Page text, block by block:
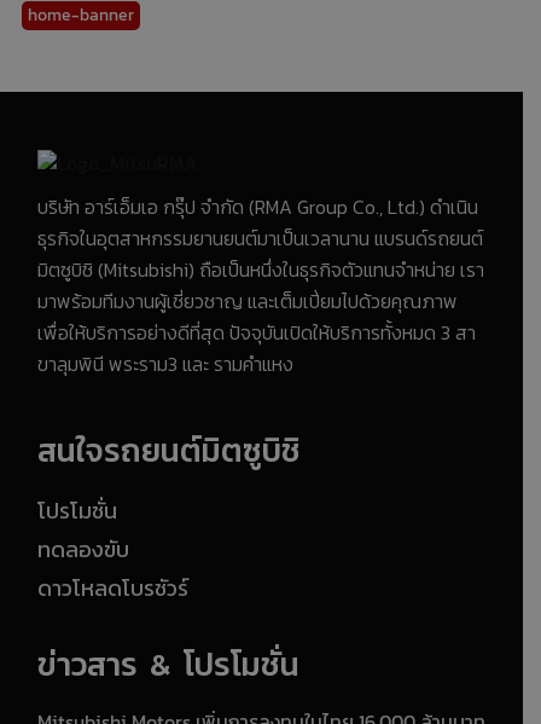
home-banner
บริษัท อาร์เอ็มเอ กรุ๊ป จำกัด (RMA Group Co., Ltd.) ดำเนิน
ธุรกิจในอุตสาหกรรมยานยนต์มาเป็นเวลานาน แบรนด์รถยนต์
มิตซูบิชิ (Mitsubishi) ถือเป็นหนึ่งในธุรกิจตัวแทนจำหน่าย เรา
มาพร้อมทีมงานผู้เชี่ยวชาญ และเต็มเปี่ยมไปด้วยคุณภาพ
เพื่อให้บริการอย่างดีที่สุด ปัจจุบันเปิดให้บริการทั้งหมด 3 สา
ขาลุมพินี พระราม3 และ รามคำแหง
สนใจรถยนต์มิตซูบิชิ
โปรโมชั่น
ทดลองขับ
ดาวโหลดโบรชัวร์
ข่าวสาร & โปรโมชั่น